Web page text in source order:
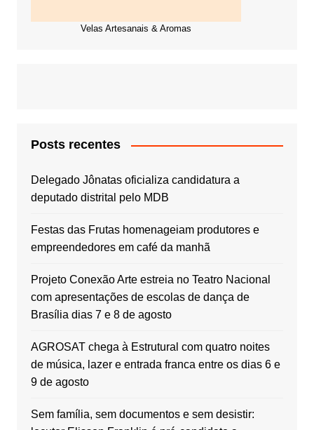
Velas Artesanais & Aromas
Posts recentes
Delegado Jônatas oficializa candidatura a
deputado distrital pelo MDB
Festas das Frutas homenageiam produtores e
empreendedores em café da manhã
Projeto Conexão Arte estreia no Teatro Nacional
com apresentações de escolas de dança de
Brasília dias 7 e 8 de agosto
AGROSAT chega à Estrutural com quatro noites
de música, lazer e entrada franca entre os dias 6 e
9 de agosto
Sem família, sem documentos e sem desistir: